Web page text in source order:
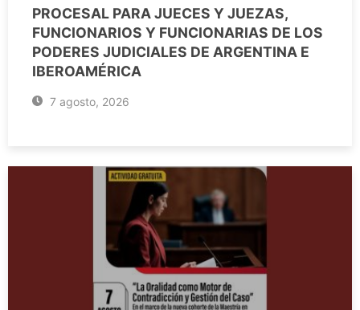
PROCESAL PARA JUECES Y JUEZAS,
FUNCIONARIOS Y FUNCIONARIAS DE LOS
PODERES JUDICIALES DE ARGENTINA E
IBEROAMÉRICA
7 agosto, 2026